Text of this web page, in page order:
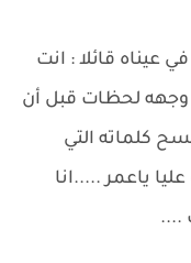
عيناه قائلا : انت
وجهه لحظات قبل أن
كلماته التي
ياعمر .....انا
....